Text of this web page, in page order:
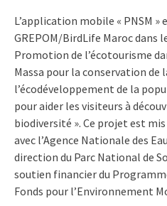
L’application mobile « PNSM »
GREPOM/BirdLife Maroc dans
Promotion de l’écotourisme
Massa pour la conservation de
l’écodéveloppement de la
pour aider les visiteurs à
biodiversité ». Ce projet est
avec l’Agence Nationale des
direction du Parc National de
soutien financier du
Fonds pour l’Environnement